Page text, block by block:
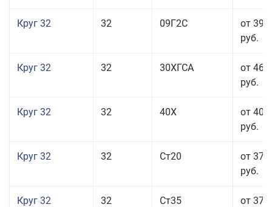
Круг 32 32 09Г2С
от 39
руб.
Круг 32 32 30ХГСА
от 46
руб.
Круг 32 32 40Х
от 40
руб.
Круг 32 32 Ст20
от 37
руб.
Круг 32 32 Ст35
от 37